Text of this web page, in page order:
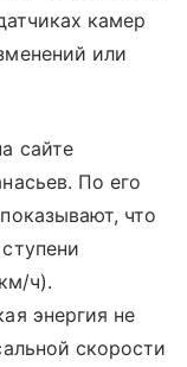
камер
или
сайте
По его
что
ч).
энергия не
скорости